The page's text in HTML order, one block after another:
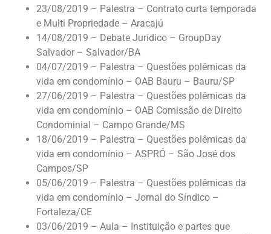
23/08/2019 – Palestra – Contrato curta temporada
e Multi Propriedade – Aracajú
14/08/2019 – Debate Jurídico – GroupDay
Salvador – Salvador/BA
04/07/2019 – Palestra – Questões polêmicas da
vida em condomínio – OAB Bauru – Bauru/SP
27/06/2019 – Palestra – Questões polêmicas da
vida em condomínio – OAB Comissão de Direito
Condominial – Campo Grande/MS
18/06/2019 – Palestra – Questões polêmicas da
vida em condomínio – ASPRÓ – São José dos
Campos/SP
05/06/2019 – Palestra – Questões polêmicas da
vida em condomínio – Jornal do Síndico –
Fortaleza/CE
03/06/2019 – Aula – Instituição e partes que